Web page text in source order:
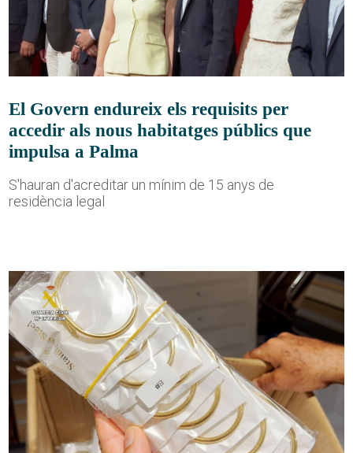
El Govern endureix els requisits per
accedir als nous habitatges públics que
impulsa a Palma
S'hauran d'acreditar un mínim de 15 anys de
residència legal